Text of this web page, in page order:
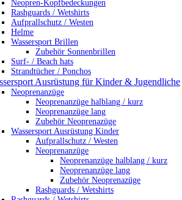
Neopren-Kopfbedeckungen
Rashguards / Wetshirts
Aufprallschutz / Westen
Helme
Wassersport Brillen
Zubehör Sonnenbrillen
Surf- / Beach hats
Strandtücher / Ponchos
Ausrüstung für Kinder & Jugendliche
Neoprenanzüge
Neoprenanzüge halblang / kurz
Neoprenanzüge lang
Zubehör Neoprenazüge
Wassersport Ausrüstung Kinder
Aufprallschutz / Westen
Neoprenanzüge
Neoprenanzüge halblang / kurz
Neoprenanzüge lang
Zubehör Neoprenazüge
Rashguards / Wetshirts